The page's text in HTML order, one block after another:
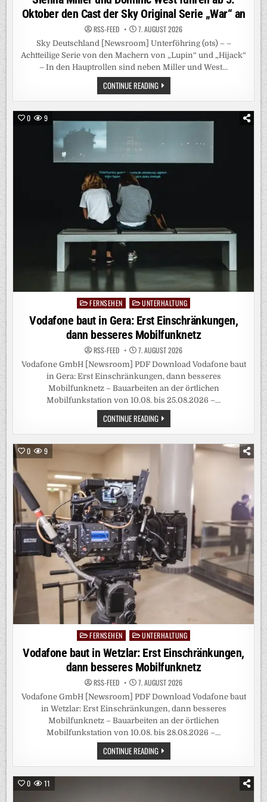
Oktober den Cast der Sky Original Serie „War“ an
RSS-FEED 7. AUGUST 2026
Sky Deutschland [Newsroom] Unterföhring (ots) – –
Achtteilige Serie von den Machern von „Lupin“ und „Hijack“
– In den Hauptrollen sind neben Miller und West…
CONTINUE READINGSIENNA
MILLER
UND
DOMINIC
FÜHREN
OKTOBER
CAST
DER
SKY
0 9
Posted
in
FERNSEHEN UNTERHALTUNG
Vodafone baut in Gera: Erst Einschränkungen,
dann besseres Mobilfunknetz
RSS-FEED 7. AUGUST 2026
Vodafone GmbH [Newsroom] PDF Download Vodafone baut
in Gera: Erst Einschränkungen, dann besseres
Mobilfunknetz – Bauarbeiten an der örtlichen
Mobilfunkstation von 10.08. bis 25.08.2026 –…
CONTINUE READINGVODAFONE
BAUT
IN
ERST
EINSCHRÄNKUNGEN,
MOBILFUNKNETZ
0 9
PostedFERNSEHEN UNTERHALTUNG
Vodafone baut in Wetzlar: Erst Einschränkungen,
dann besseres Mobilfunknetz
RSS-FEED 7. AUGUST 2026
Vodafone GmbH [Newsroom] PDF Download Vodafone baut
in Wetzlar: Erst Einschränkungen, dann besseres
Mobilfunknetz – Bauarbeiten an der örtlichen
Mobilfunkstation von 10.08. bis 28.08.2026 –…
CONTINUE READINGVODAFONE
BAUT
IN
WETZLAR:
0 11